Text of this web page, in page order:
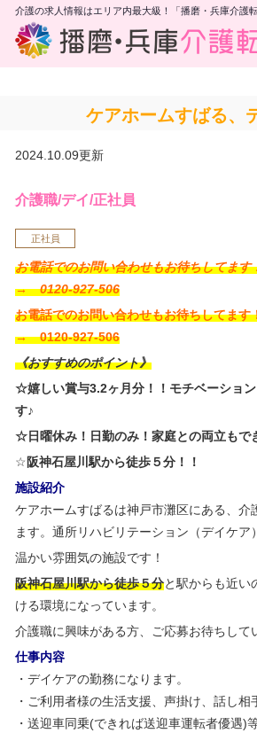
介護の求人情報はエリア内最大級！「播磨・兵庫介護転
ケアホームすばる、
2024.10.09更新
介護職/デイ/正社員
正社員
お電話でのお問い合わせもお待ちしてま
→ 0120-927-506
お電話でのお問い合わせもお待ちしてま
→ 0120-927-506
《おすすめのポイント》
☆嬉しい賞与3.2ヶ月分！！モチベーショ
す♪
☆日曜休み！日勤のみ！家庭との両立もで
☆ 阪神石屋川駅から徒歩５分！！
施設紹介
ケアホームすばるは神戸市灘区にある、
ます。通所リハビリテーション（デイケア）
温かい雰囲気の施設です！
阪神石屋川駅から徒歩５分と駅からも近い
ける環境になっています。
介護職に興味がある方、ご応募お待ちして
仕事内容
・デイケアの勤務になります。
・ご利用者様の生活支援、声掛け、話し
・送迎車同乗(できれば送迎車運転者優遇)